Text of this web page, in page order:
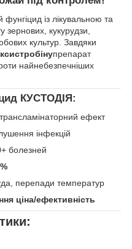
із лікувальною та
зернових, кукурудзи,
культур. Завдяки
препарат
найнебезпечніших
КУСТОДІЯ:
ефект
інфекцій
болезней
перепади температур
ціна/ефективність